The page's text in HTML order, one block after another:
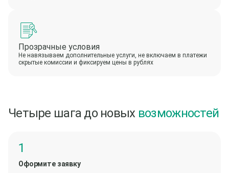
Прозрачные условия
Не навязываем дополнительные услуги, не включаем в платежи
скрытые комиссии и фиксируем цены в рублях
Четыре шага до новых возможностей
Оформите заявку